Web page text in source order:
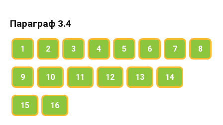
Параграф 3.4
1 2 3 4 5 6 7 8
9 10 11 12 13 14
15 16